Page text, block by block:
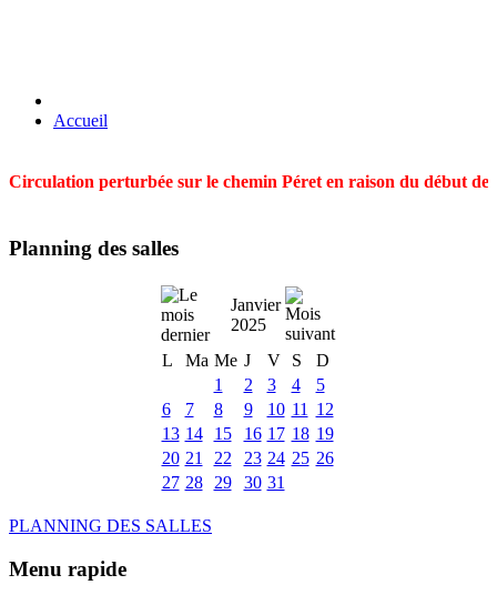
Accueil
Circulation perturbée sur le chemin Péret en raison du début
Planning des salles
Janvier
2025
L
Ma Me J V S
D
1
2 3 4
5
6
7 8 9 10 11
12
13 14 15 16 17 18 19
20 21 22 23 24 25 26
27 28 29 30 31
PLANNING DES SALLES
Menu rapide